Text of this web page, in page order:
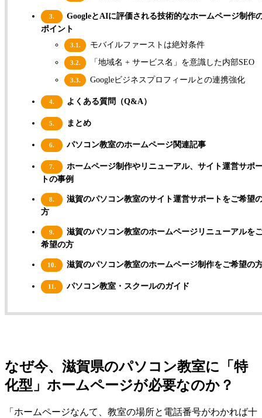
3.
GoogleとAIに評価される技術的なホームページ制作
ポイント
3.1. モバイルファーストは絶対条件
3.2. 「地域名 + サービス名」を意識した内部SEO
3.3. Googleビジネスプロフィールとの連携強化
4. よくある質問（Q&A）
5. まとめ
6. パソコン教室のホームページ関連記事
7.
ホームページ制作やリニューアル、サイト運営サポ
トの事例
8.
滋賀のパソコン教室のサイト運営サポートをご希望
方
9.
滋賀のパソコン教室のホームページリニューアルを
希望の方
10. 滋賀のパソコン教室のホームページ制作をご希望の
11. パソコン教室・スクールのガイド
なぜ今、滋賀県のパソコン教室に「特
化型」ホームページが必要なのか？
「ホームページなんて、教室の場所と電話番号がわかれば十